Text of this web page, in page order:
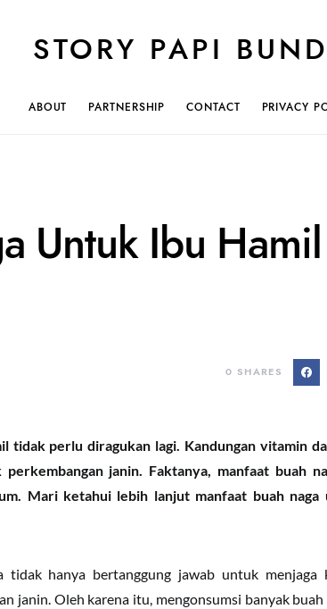
STORY PAPI
ABOUT PARTNERSHIP CONTACT PRIVACY
Untuk Ibu Hamil
0 SHARES
tidak perlu diragukan lagi. Kandungan vitamin
janin. Faktanya, manfaat buah
Mari ketahui lebih lanjut manfaat buah naga
tidak hanya bertanggung jawab untuk menjaga
janin. Oleh karena itu, mengonsumsi banyak